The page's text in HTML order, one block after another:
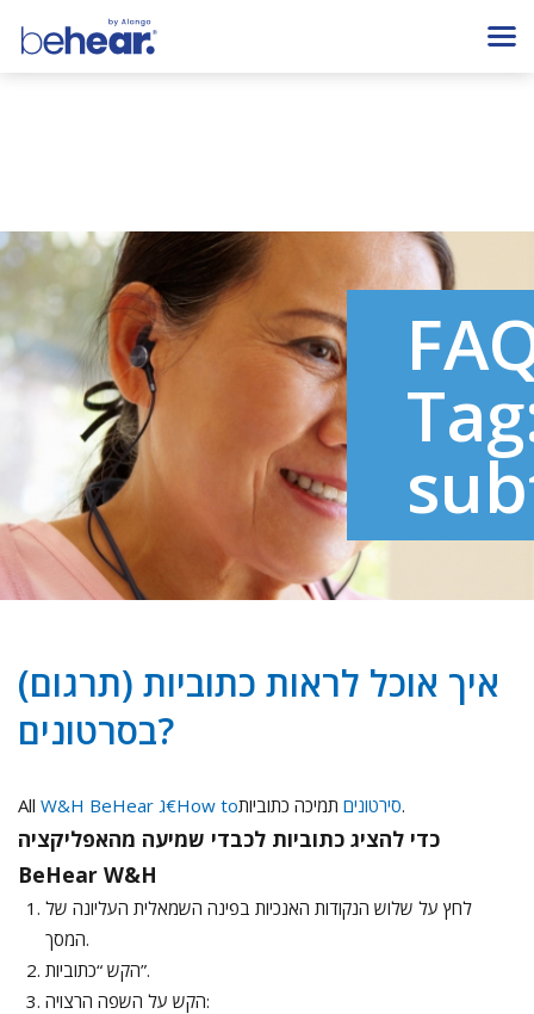
איך אוכל לראות כתוביות (תרגום)
בסרטונים?
All W&H BeHear ג€How toסירטוניםתמיכה כתוביות.
כדי להציג כתוביות לכבדי שמיעה מהאפליקציה
BeHear W&H
לחץ על שלוש הנקודות האנכיות בפינה השמאלית העליונה של
המסך.
הקש “כתוביות”.
הקש על השפה הרצויה: